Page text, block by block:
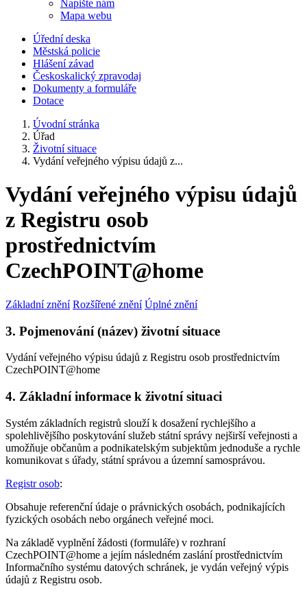
Napište nám
Mapa webu
Úřední deska
Městská policie
Hlášení závad
Českoskalický zpravodaj
Dokumenty a formuláře
Dotace
Úvodní stránka
Úřad
Životní situace
Vydání veřejného výpisu údajů z...
Vydání veřejného výpisu údajů
z Registru osob
prostřednictvím
CzechPOINT@home
Základní znění Rozšířené znění Úplné znění
3. Pojmenování (název) životní situace
Vydání veřejného výpisu údajů z Registru osob prostřednictvím
CzechPOINT@home
4. Základní informace k životní situaci
Systém základních registrů slouží k dosažení rychlejšího a
spolehlivějšího poskytování služeb státní správy nejširší veřejnosti a
umožňuje občanům a podnikatelským subjektům jednoduše a rychle
komunikovat s úřady, státní správou a územní samosprávou.
Registr osob:
Obsahuje referenční údaje o právnických osobách, podnikajících
fyzických osobách nebo orgánech veřejné moci.
Na základě vyplnění žádosti (formuláře) v rozhraní
CzechPOINT@home a jejím následném zaslání prostřednictvím
Informačního systému datových schránek, je vydán veřejný výpis
údajů z Registru osob.